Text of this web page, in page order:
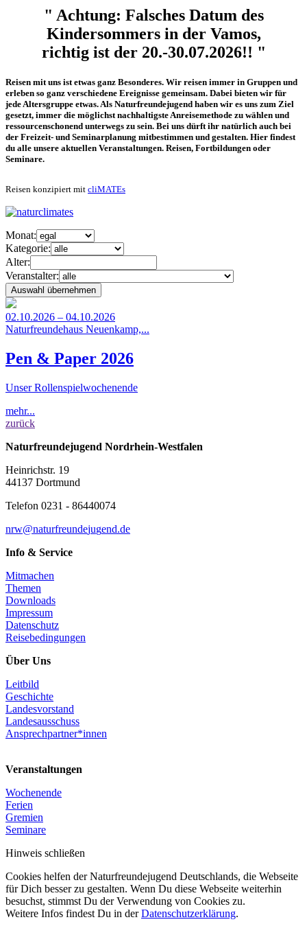
" Achtung: Falsches Datum des
Kindersommers in der Vamos,
richtig ist der 20.-30.07.2026!! "
Reisen mit uns ist etwas ganz Besonderes. Wir reisen immer in Gruppen und
erleben so ganz verschiedene Ereignisse gemeinsam. Dabei bieten wir für
jede Altersgruppe etwas. Als Naturfreundejugend haben wir es uns zum Ziel
gesetzt, immer die möglichst nachhaltigste Anreisemethode zu wählen und
ressourcenschonend unterwegs zu sein. Bei uns dürft ihr natürlich auch bei
der Freizeit- und Seminarplanung mitbestimmen und gestalten. Hier findest
du alle unsere aktuellen Veranstaltungen. Reisen, Fortbildungen oder
Seminare.
Reisen konzipiert mit cliMATEs
Monat:
Kategorie:
Alter:
Veranstalter:
02.10.2026 – 04.10.2026
Naturfreundehaus Neuenkamp,...
Pen & Paper 2026
Unser Rollenspielwochenende
mehr...
zurück
Naturfreundejugend Nordrhein-Westfalen
Heinrichstr. 19
44137 Dortmund
Telefon 0231 - 86440074
nrw@naturfreundejugend.de
Info & Service
Mitmachen
Themen
Downloads
Impressum
Datenschutz
Reisebedingungen
Über Uns
Leitbild
Geschichte
Landesvorstand
Landesausschuss
Ansprechpartner*innen
Veranstaltungen
Wochenende
Ferien
Gremien
Seminare
Hinweis schließen
Cookies helfen der Naturfreundejugend Deutschlands, die Webseite
für Dich besser zu gestalten. Wenn Du diese Webseite weiterhin
besuchst, stimmst Du der Verwendung von Cookies zu.
Weitere Infos findest Du in derDatenschutzerklärung.